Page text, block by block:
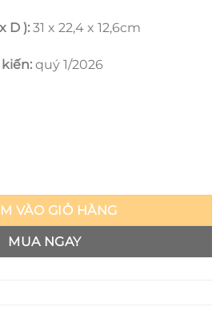
D ): 31 x 22,4 x 12,6cm
quý 1/2026
Whisperwind - Hex Collectibles số
VÀO GIỎ HÀNG
MUA NGAY